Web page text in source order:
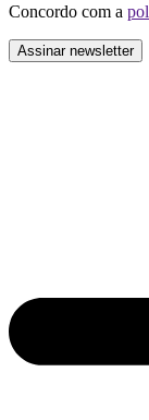
Concordo com a